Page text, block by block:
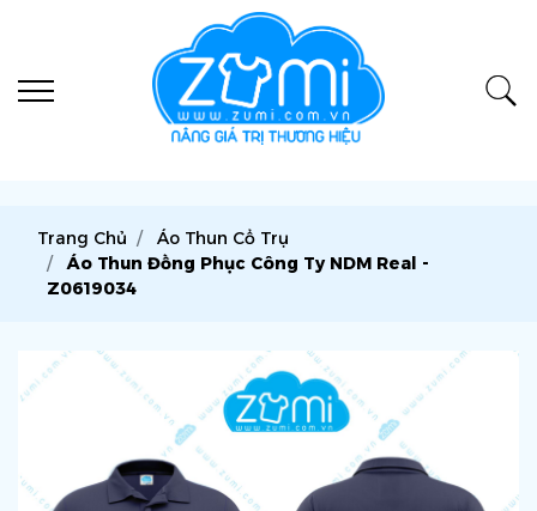
Trang Chủ
Áo Thun Cổ Trụ
Áo Thun Đồng Phục Công Ty NDM Real -
Z0619034